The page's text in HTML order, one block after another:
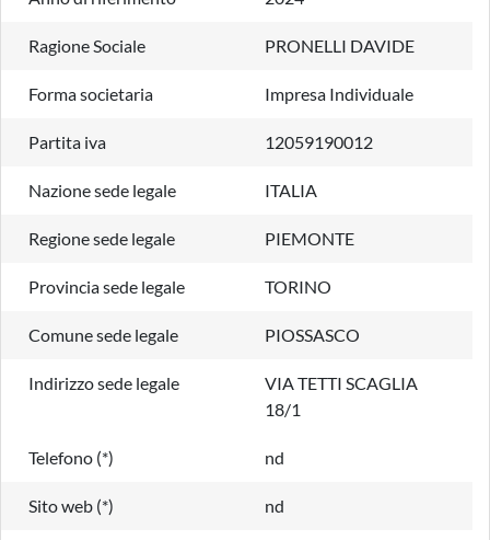
Ragione Sociale PRONELLI DAVIDE
Forma societaria Impresa Individuale
Partita iva 12059190012
Nazione sede legale ITALIA
Regione sede legale PIEMONTE
Provincia sede legale TORINO
Comune sede legale PIOSSASCO
Indirizzo sede legale
VIA TETTI SCAGLIA
18/1
Telefono (*) nd
Sito web (*) nd